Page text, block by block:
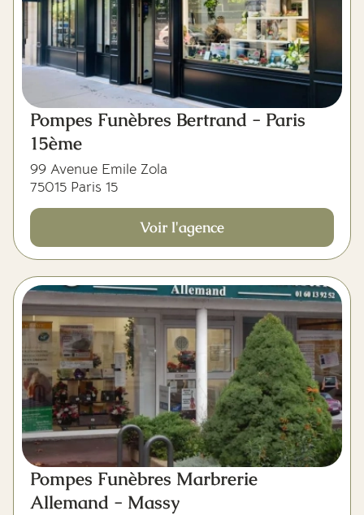
Pompes Funèbres Bertrand - Paris
15ème
99 Avenue Emile Zola
75015 Paris 15
Voir l'agence
Pompes Funèbres Marbrerie
Allemand - Massy